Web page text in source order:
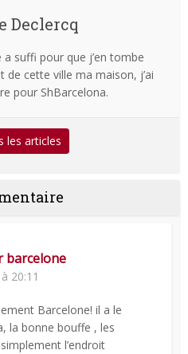
Declercq
suffi pour que j’en tombe
de cette ville ma maison, j’ai
pour ShBarcelona.
les articles
barcelone
20:11
Barcelone! il a le
la bonne bouffe , les
l’endroit